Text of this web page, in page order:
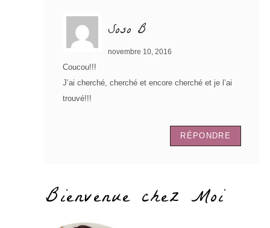
Soso B
novembre 10, 2016
Coucou!!!
J’ai cherché, cherché et encore cherché et je l’ai
trouvé!!!
RÉPONDRE
Bienvenue chez Moi